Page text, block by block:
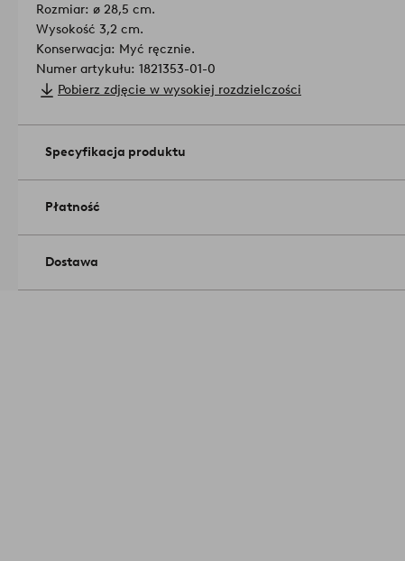
Rozmiar: ø 28,5 cm.
Wysokość 3,2 cm.
Konserwacja: Myć ręcznie.
Numer artykułu: 1821353-01-0
Pobierz zdjęcie w wysokiej rozdzielczości
Specyfikacja produktu
Płatność
Dostawa